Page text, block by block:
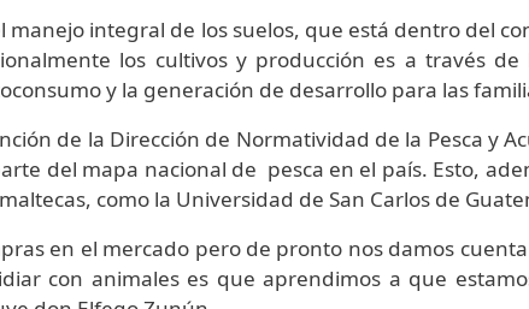
integral de los suelos, que está dentro del
los cultivos y producción es a través
y la generación de desarrollo para las
de la Dirección de Normatividad de la Pesca y
del mapa nacional de pesca en el país. Esto,
como la Universidad de San Carlos de
en el mercado pero de pronto nos damos
con animales es que aprendimos a que